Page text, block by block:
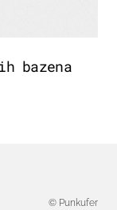
bazena
© Punkufer